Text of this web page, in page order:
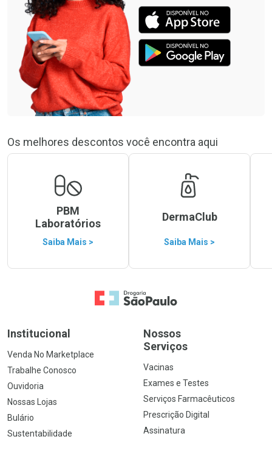
Os melhores descontos você encontra aqui
PBM
Laboratórios
Saiba Mais >
DermaClub
Saiba Mais >
Ir para a Home
Institucional
Venda No Marketplace
Trabalhe Conosco
Ouvidoria
Nossas Lojas
Bulário
Sustentabilidade
Nossos
Serviços
Vacinas
Exames e Testes
Serviços Farmacêuticos
Prescrição Digital
Assinatura